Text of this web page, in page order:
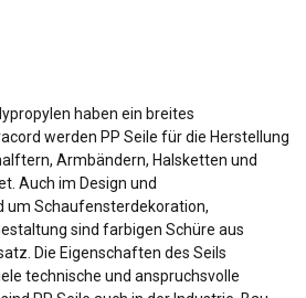
haben ein breites
werden PP Seile für die Herstellung
Armbändern, Halsketten und
Auch im Design und
um Schaufensterdekoration,
sind farbigen Schüre aus
Die Eigenschaften des Seils
technische und anspruchsvolle